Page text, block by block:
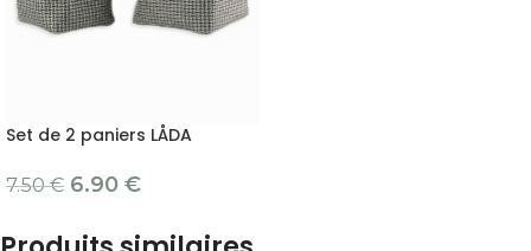
Set de 2 paniers LÅDA
7.50€ 6.90 €